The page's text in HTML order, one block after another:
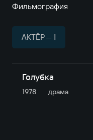
Фильмография
АКТЁР — 1
Голубка
1978 драма